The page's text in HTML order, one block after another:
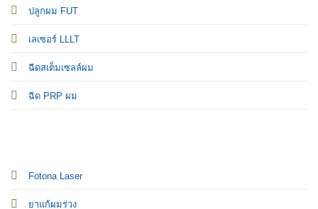
ปลูกผม FUT
เลเซอร์ LLLT
ฉีดสเต็มเซลล์ผม
ฉีด PRP ผม
Fotona Laser
ยาแก้ผมร่วง